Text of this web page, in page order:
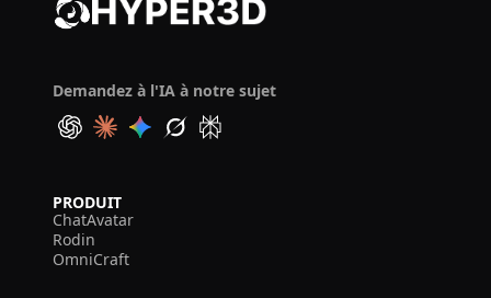
Demandez à l'IA à notre sujet
PRODUIT
ChatAvatar
Rodin
OmniCraft